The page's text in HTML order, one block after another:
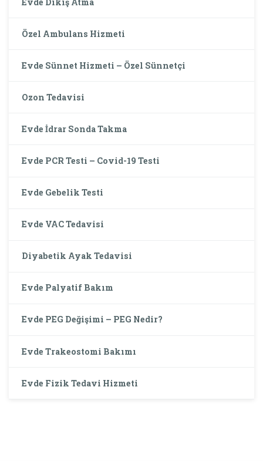
Özel Ambulans Hizmeti
Evde Sünnet Hizmeti – Özel Sünnetçi
Ozon Tedavisi
Evde İdrar Sonda Takma
Evde PCR Testi – Covid-19 Testi
Evde Gebelik Testi
Evde VAC Tedavisi
Diyabetik Ayak Tedavisi
Evde Palyatif Bakım
Evde PEG Değişimi – PEG Nedir?
Evde Trakeostomi Bakımı
Evde Fizik Tedavi Hizmeti